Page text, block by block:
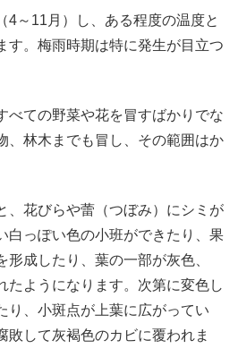
4～11月）し、ある程度の温度と
す。梅雨時期は特に発生が目立つ
べての野菜や花を冒すばかりでな
、林木までも冒し、その範囲はか
、花びらや蕾（つぼみ）にシミが
白っぽい色の小班ができたり、果
成したり、葉の一部が灰色、
たようになります。次第に変色し
り、小斑点が上葉に広がってい
敗して灰褐色のカビに覆われま